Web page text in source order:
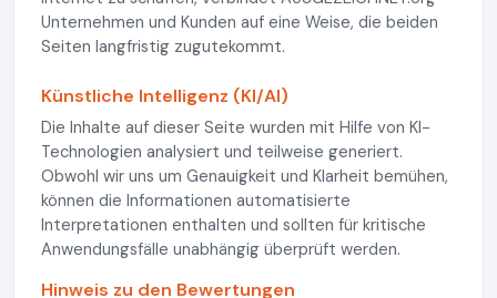
Unternehmen und Kunden auf eine Weise, die beiden
Seiten langfristig zugutekommt.
Künstliche Intelligenz (KI/AI)
Die Inhalte auf dieser Seite wurden mit Hilfe von KI-
Technologien analysiert und teilweise generiert.
Obwohl wir uns um Genauigkeit und Klarheit bemühen,
können die Informationen automatisierte
Interpretationen enthalten und sollten für kritische
Anwendungsfälle unabhängig überprüft werden.
Hinweis zu den Bewertungen